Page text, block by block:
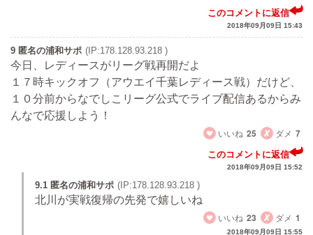
このコメントに返信
2018年09月09日 15:43
9 匿名の浦和サポ (IP:178.128.93.218 )
今日、レディースがリーグ戦再開だよ
１７時キックオフ（アウエイ千葉レディース戦）だけど、
１０分前からなでしこリーグ公式でライブ配信あるからみ
んなで応援しよう！
いいね 25 ダメ 7
このコメントに返信
2018年09月09日 15:52
9.1 匿名の浦和サポ (IP:178.128.93.218 )
北川が実戦復帰の先発で嬉しいね
いいね 23 ダメ 1
2018年09月09日 15:55